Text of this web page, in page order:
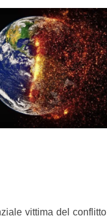
vittima del